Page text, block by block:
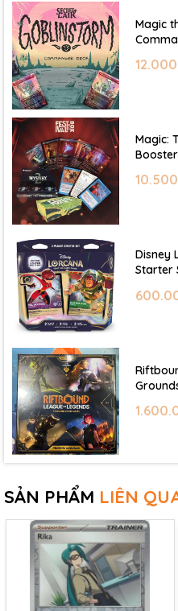
Magic
Magic:
Disney
Starter
SẢN PHẨM LIÊN